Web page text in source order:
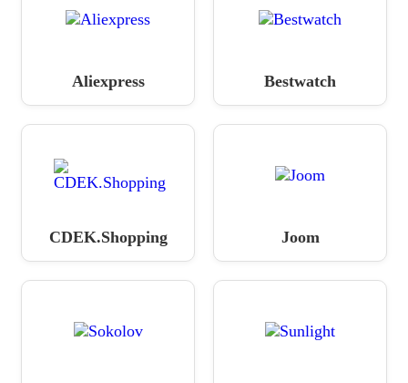
Aliexpress Bestwatch
CDEK.Shopping Joom